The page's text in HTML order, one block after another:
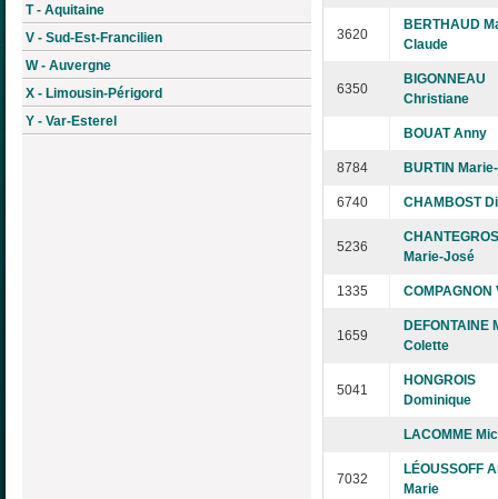
T - Aquitaine
V - Sud-Est-Francilien
W - Auvergne
X - Limousin-Périgord
Y - Var-Esterel
3620
BERTHAUD
Claude
6350
BIGONNEAU
Christiane
BOUAT Anny
8784 BURTIN
6740 CHAMBOST
5236
CHANTEGROS
Marie-José
1335 COMPAGNON
1659
DEFONTAINE
Colette
5041
HONGROIS
Dominique
LACOMME
7032
LÉOUSSOFF
Marie